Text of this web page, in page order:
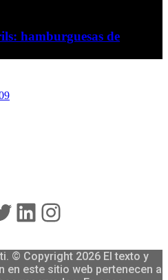
hamburguesas de
LinkedIn
Instagram
© Copyright 2026 El texto y
en este sitio web pertenecen a